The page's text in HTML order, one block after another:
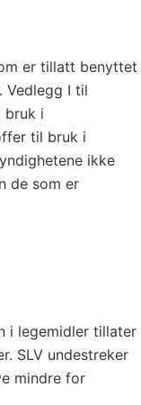
er tillatt benyttet
Vedlegg I til
bruk i
til bruk i
ikke
de som er
i legemidler tillater
SLV undestreker
mindre for